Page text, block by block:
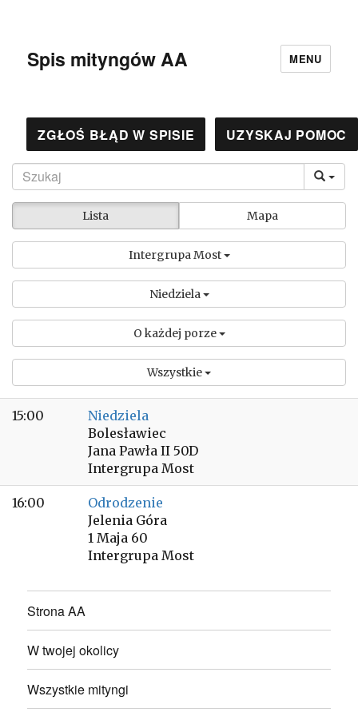
Spis mityngów AA MENU
ZGŁOŚ BŁĄD W SPISIE UZYSKAJ POMOC
Lista Mapa
Intergrupa Most
Niedziela
O każdej porze
Wszystkie
15:00
Niedziela
Bolesławiec
Jana Pawła II 50D
Intergrupa Most
16:00
Odrodzenie
Jelenia Góra
1 Maja 60
Intergrupa Most
Strona AA
W twojej okolicy
Wszystkie mityngi